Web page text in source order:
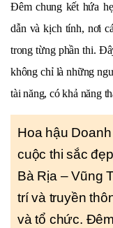
Đêm chung kết hứa
dẫn và kịch tính, nơi
trong từng phần thi.
không chỉ là những
tài năng, có khả năng
Hoa hậu
cuộc thi sắc
Bà Rịa – Vũng
trí và truyền
và tổ chức.